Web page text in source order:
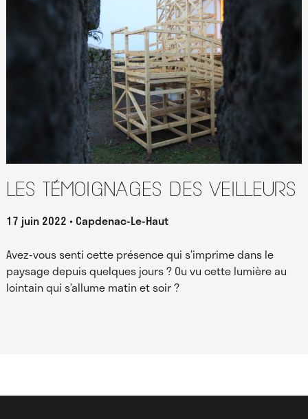
Les témoignages des Veilleurs
17 juin 2022 Capdenac-Le-Haut
Avez-vous senti cette présence qui s’imprime dans le
paysage depuis quelques jours ? Ou vu cette lumière au
lointain qui s’allume matin et soir ?